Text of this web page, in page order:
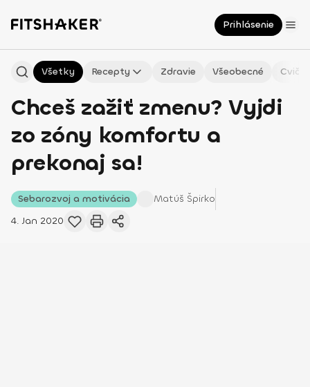
Prihlásenie
Všetky Recepty Zdravie Všeobecné
Chceš zažiť zmenu? Vyjdi
zo zóny komfortu a
prekonaj sa!
Sebarozvoj a motivácia Matúš Špirko
4. Jan 2020